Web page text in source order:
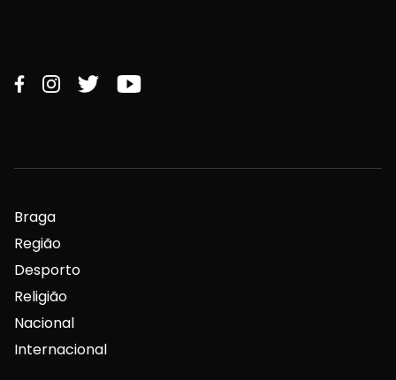
Braga
Região
Desporto
Religião
Nacional
Internacional